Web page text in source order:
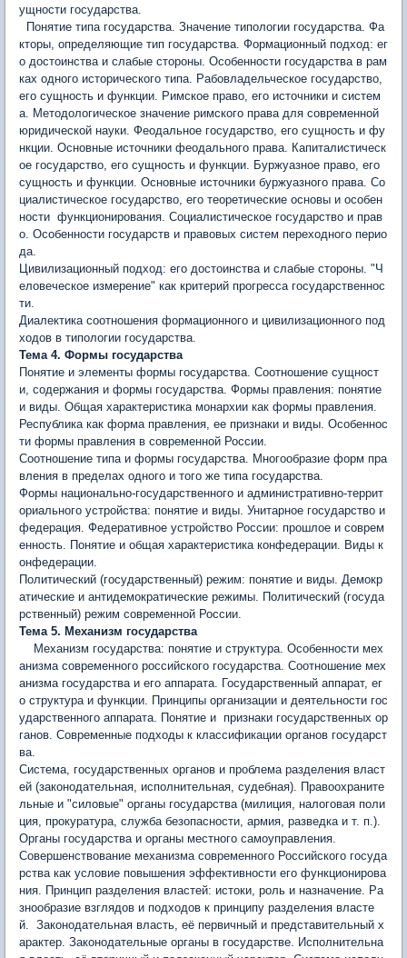
ущности государства.
Понятие типа государства. Значение типологии государства. Фа
кторы, определяющие тип государства. Формационный подход: ег
о достоинства и слабые стороны. Особен­ности государства в рам
ках одного исторического типа. Рабовладельческое государство,
его сущность и функции. Римское право, его источники и систем
а. Методологическое значение римского права для современной
юридической науки. Феодальное государство, его сущность и фу
нкции. Основные источники феодального права. Капиталистическ
ое государство, его сущность и функции. Буржуазное право, его
сущность и функции. Основные источники буржуазного права. Со
циалистическое государство, его теоретические основы и особен
ности функционирования. Социалистическое государство и прав
о. Особенности государств и правовых систем переходного перио
да.
Цивилизационный подход: его достоинства и слабыe стороны. "Ч
еловеческое измерение" как критерий прогресса государственнос
ти.
Диалектика соотношения формационного и цивилизационного под
ходов в типологии государства.
Тема 4. Формы государства
Понятие и элементы формы государства. Соотношение сущност
и, содержания и формы государства. Формы правления: понятие
и виды. Общая характеристика монархии как формы правления.
Республика как форма правления, ее признаки и виды. Особеннос
ти формы правления в современной России.
Соотношение типа и формы государства. Многообразие форм пра
вления в пределах одного и того же типа государства.
Формы национально-государственного и административно-террит
ориального устройства: понятие и виды. Унитарное государство и
федерация. Федеративное устройство России: прошлое и совре­м
енность. Понятие и общая характеристика конфедерации. Виды к
онфедерации.
Политический (государственный) режим: понятие и виды. Демокр
атические и антидемократические режимы. Политический (госуда
рственный) режим современной России.
Тема 5. Механизм государства
Механизм государства: понятие и структура. Особенности мех
анизма современного российского государства. Соотношение мех
анизма государства и его аппарата. Государственный аппарат, ег
о структура и функции. Принципы организации и деятельности гос
ударственного аппарата. Понятие и признаки государственных ор
ганов. Современные подходы к классификации органов государст
ва.
Система, государственных органов и проблема разделения власт
ей (законодательная, исполнительная, судебная). Правоохраните
льные и "силовые" органы государства (милиция, налоговая поли
ция, прокуратура, служба безопасности, армия, разведка и т. п.).
Органы государства и органы местного самоуправления.
Совершенствование механизма современного Российского го­суда
рства как условие повышения эффективности его функциони­рова
ния. Принцип разделения властей: истоки, роль и назначение. Ра
знообразие взглядов и подходов к принципу разделения власте
й. Законодательная власть, её первичный и представительный х
арактер. Законодательные органы в государстве. Исполнительна